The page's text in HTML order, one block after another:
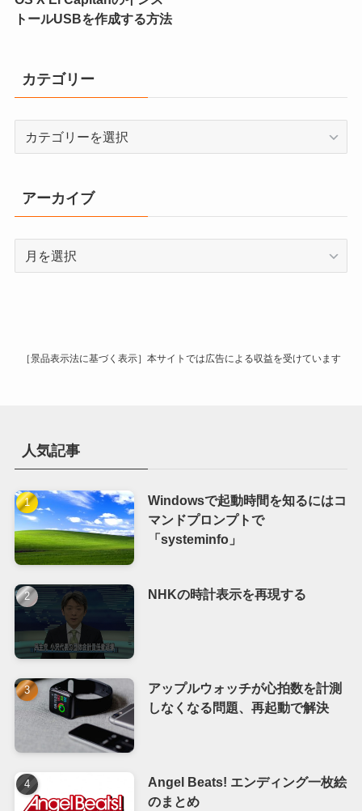
トールUSBを作成する方法
カテゴリー
リ
ー
アーカイブ
［景品表示法に基づく表示］本サイトでは広告による収益を受けています
人気記事
Windowsで起動時間を知るにはコ
マンドプロンプトで
「systeminfo」
NHKの時計表示を再現する
アップルウォッチが心拍数を計測
しなくなる問題、再起動で解決
Angel Beats! エンディング一枚絵
のまとめ